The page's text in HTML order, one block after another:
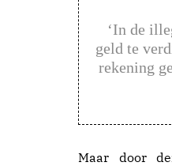
‘In de
geld te
rekening
Maar door